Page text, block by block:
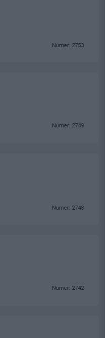
Numer: 2753
Numer: 2749
Numer: 2748
Numer: 2742